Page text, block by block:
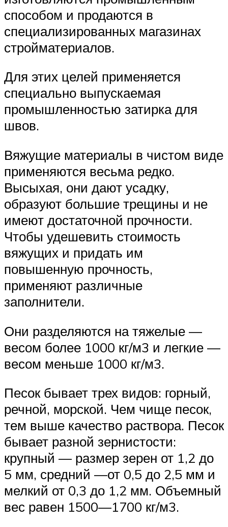
способом и продаются в
специализированных магазинах
стройматериалов.
Для этих целей применяется
специально выпускаемая
промышленностью затирка для
швов.
Вяжущие материалы в чистом виде
применяются весьма редко.
Высыхая, они дают усадку,
образуют большие трещины и не
имеют достаточной прочности.
Чтобы удешевить стоимость
вяжущих и придать им
повышенную прочность,
применяют различные
заполнители.
Они разделяются на тяжелые —
весом более 1000 кг/м3 и легкие —
весом меньше 1000 кг/м3.
Песок бывает трех видов: горный,
речной, морской. Чем чище песок,
тем выше качество раствора. Песок
бывает разной зернистости:
крупный — размер зерен от 1,2 до
5 мм, средний —от 0,5 до 2,5 мм и
мелкий от 0,3 до 1,2 мм. Объемный
вес равен 1500—1700 кг/м3.